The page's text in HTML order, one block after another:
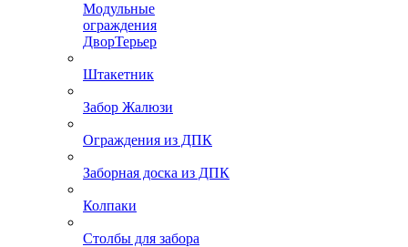
Модульные
ограждения
ДворТерьер
Штакетник
Забор Жалюзи
Ограждения из ДПК
Заборная доска из ДПК
Колпаки
Столбы для забора